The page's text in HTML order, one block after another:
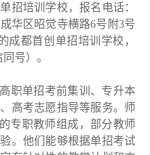
招培训学校，报名电话：
华区昭觉寺横路6号附3号
成都首创单招培训学校，
号）。
单招考前集训、专升本
高考志愿指导等服务。师
专职教师组成，部分教师
。他们能够根据单招考试